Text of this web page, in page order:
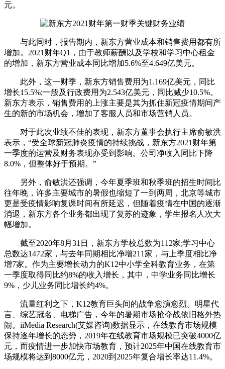
元。
与此同时，报告期内，新东方营业成本和销售费用都有所
增加。2021财年Q1，由于教师薪酬以及学校和学习中心租金
的增加，新东方营业成本同比增加5.6%至4.649亿美元。
此外，这一财季，新东方销售费用为1.169亿美元，同比
增长15.5%;一般及行政费用为2.543亿美元，同比减少10.5%。
新东方表示，销售费用的上涨主要是其为抓住新冠疫情期间产
生的新的市场机会，增加了客服人员和市场营销人员。
对于此次业绩不佳的表现，新东方董事会执行主席俞敏洪
表示，“受全球新冠肺炎疫情的持续挑战，新东方2021财年第
一季度的运营及财务表现亦受到影响。公司净收入同比下降
8.0%，但整体好于预期。”
另外，俞敏洪还强调，今年夏季班和秋季班的招生时间比
往年晚，许多主要城市的暑假也缩短了一到两周，北京等城市
更是受疫情影响复课时间有所延迟，但随着疫情在中国的逐渐
消退，新东方各个业务都出现了复苏的迹象，学生报名人次大
幅增加。
截至2020年8月31日，新东方学校总数为112家;学习中心
总数达1472家，与去年同期相比净增211家，与上季度相比净
增7家。作为主要增长动力的K12中小学全科教育业务，在第
一季度取得同比约8%的收入增长，其中，中学业务同比增长
9%，少儿业务同比增长约4%。
流量红利之下，K12教育巨头间的战争愈演愈烈。明星代
言、综艺冠名、电梯广告，今年的暑期市场抢夺战依旧格外热
闹。iiMedia Research(艾媒咨询)数据显示，在线教育市场规模
保持逐年增长的态势，2019年在线教育市场规模已突破4000亿
元，而疫情进一步加快市场教育，预计2025年中国在线教育市
场规模将达到8000亿元，2020到2025年复合增长率达11.4%。